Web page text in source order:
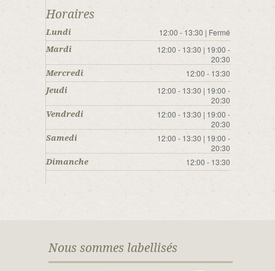
Horaires
Lundi 12:00 - 13:30 | Fermé
Mardi
12:00 - 13:30 | 19:00 -
20:30
Mercredi 12:00 - 13:30
Jeudi
12:00 - 13:30 | 19:00 -
20:30
Vendredi
12:00 - 13:30 | 19:00 -
20:30
Samedi
12:00 - 13:30 | 19:00 -
20:30
Dimanche 12:00 - 13:30
Nous sommes labellisés